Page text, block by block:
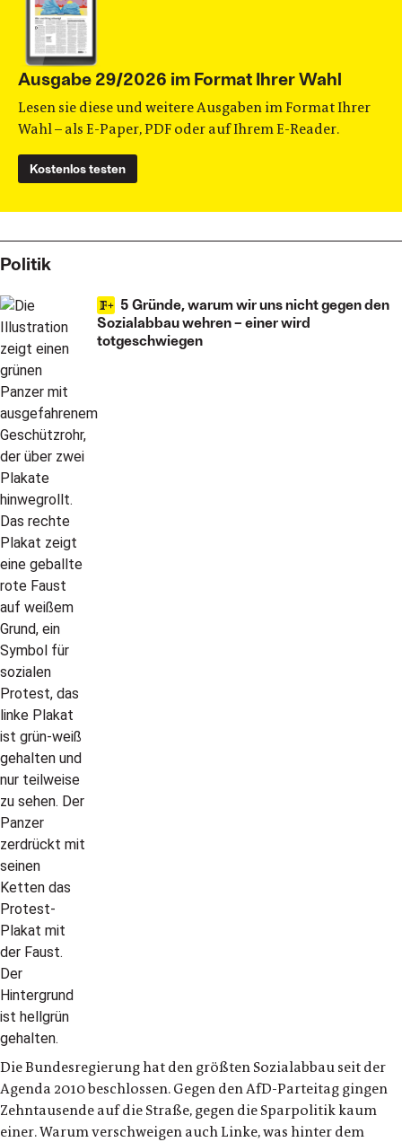
Ausgabe 29/2026 im Format Ihrer Wahl
Lesen sie diese und weitere Ausgaben im Format Ihrer
Wahl – als E-Paper, PDF oder auf Ihrem E-Reader.
Kostenlos testen
Politik
5 Gründe, warum wir uns nicht gegen den
Sozialabbau wehren – einer wird
totgeschwiegen
Die Bundesregierung hat den größten Sozialabbau seit der
Agenda 2010 beschlossen. Gegen den AfD-Parteitag gingen
Zehntausende auf die Straße, gegen die Sparpolitik kaum
einer. Warum verschweigen auch Linke, was hinter dem